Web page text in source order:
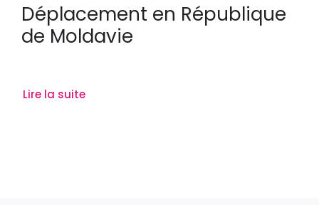
Déplacement en République
de Moldavie
Lire la suite